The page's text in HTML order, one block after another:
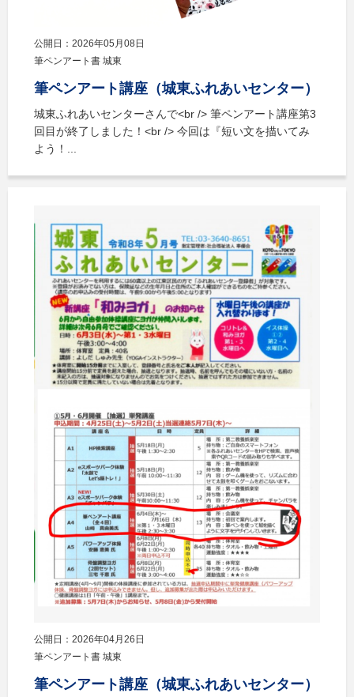
公開日：2026年05月08日
筆ペンアート書 城東
筆ペンアート講座（城東ふれあいセンター）
城東ふれあいセンターさんで<br /> 筆ペンアート講座第3
回目が終了しました！<br /> 今回は『短い文を描いてみ
よう！...
公開日：2026年04月26日
筆ペンアート書 城東
筆ペンアート講座（城東ふれあいセンター）